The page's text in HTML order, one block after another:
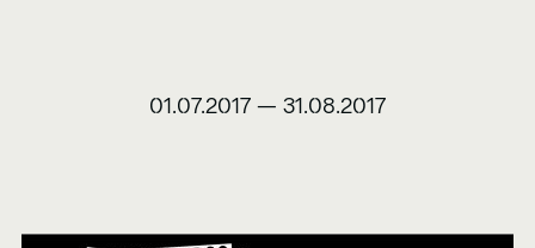
01.07.2017 — 31.08.2017